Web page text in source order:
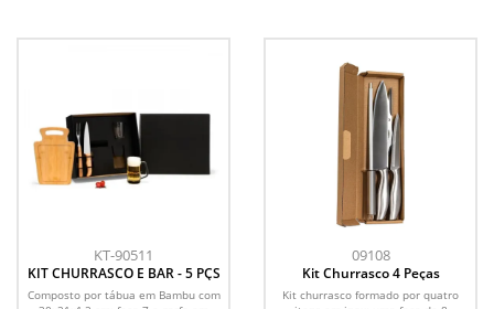
KT-90511
KIT CHURRASCO E BAR - 5 PÇS
Composto por tábua em Bambu com
09108
Kit Churrasco 4 Peças
Kit churrasco formado por quatro